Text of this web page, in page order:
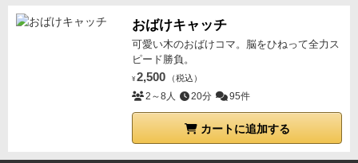
おばけキャッチ
可愛い木のおばけコマ。脳をひねって全力ス
ピード勝負。
¥ 2,500 （税込）
2～8人 20分 95件
カートに追加する